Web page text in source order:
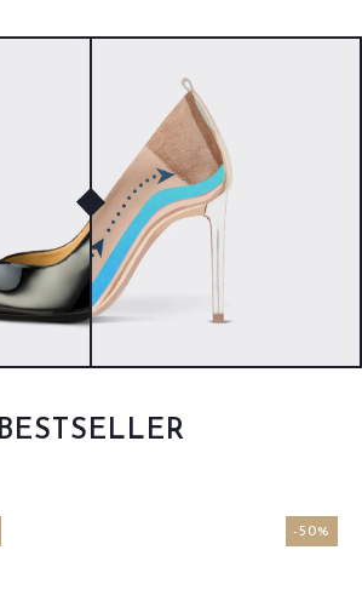
BESTSELLER
-50%